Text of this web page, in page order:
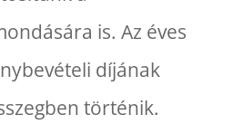
is. Az éves
díjának
történik.